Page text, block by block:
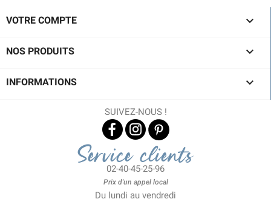
VOTRE COMPTE 
NOS PRODUITS 
INFORMATIONS 
SUIVEZ-NOUS !
Service clients
02-40-45-25-96
Prix d'un appel local
Du lundi au vendredi